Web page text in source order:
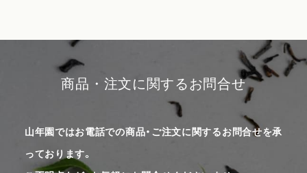
商品・注文に関するお問合せ
山年園ではお電話での商品・ご注文に関するお問合せを承
っております。